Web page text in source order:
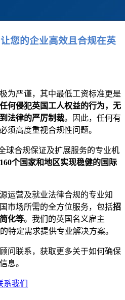
您的企业高效且合规在英
为严谨，其中最低工资标准更是
任何侵犯英国工人权益的行为，无
法律的严厉制裁。因此，任何有
须高度重视合规性问题。
球合规保证及扩展服务的专业机
个国家和地区实现稳健的国际
运营及就业法律合规的专业知
市场所需的全方位服务，包括招
化等。我们的英国名义雇主
特定需求提供专业解决方案。
问联系，获取更多关于如何确保
息。
系我们